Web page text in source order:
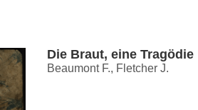
Die Braut, eine Tragödie
Beaumont F., Fletcher J.